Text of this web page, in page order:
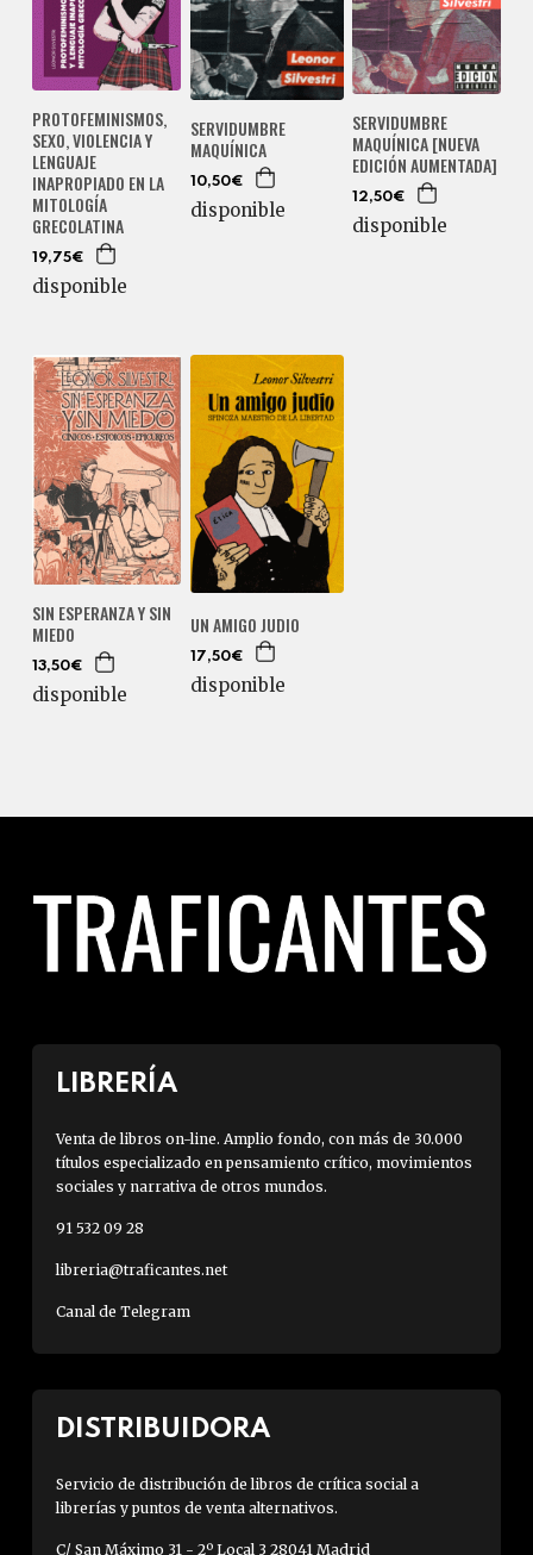
PROTOFEMINISMOS,
SEXO, VIOLENCIA Y
LENGUAJE
INAPROPIADO EN LA
MITOLOGÍA
GRECOLATINA
19,75€
disponible
SERVIDUMBRE
MAQUÍNICA
10,50€
disponible
SERVIDUMBRE
MAQUÍNICA [NUEVA
EDICIÓN AUMENTADA]
12,50€
disponible
SIN ESPERANZA Y SIN
MIEDO
13,50€
disponible
UN AMIGO JUDIO
17,50€
disponible
LIBRERÍA
Venta de libros on-line. Amplio fondo, con más de 30.000
títulos especializado en pensamiento crítico, movimientos
sociales y narrativa de otros mundos.
91 532 09 28
libreria@traficantes.net
Canal de Telegram
DISTRIBUIDORA
Servicio de distribución de libros de crítica social a
librerías y puntos de venta alternativos.
C/ San Máximo 31 - 2º Local 3 28041 Madrid